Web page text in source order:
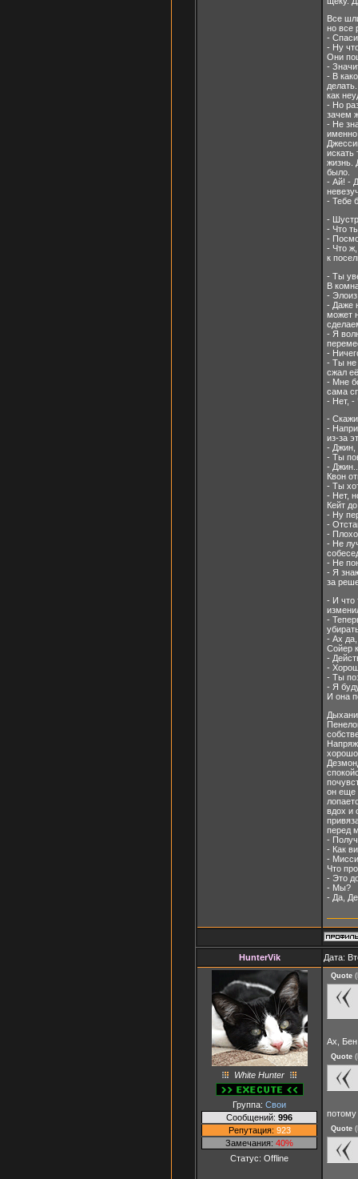
Все
но все
-
- Ну
Они
-
- В
как
- Но
зачем
- Не
жизнь.
было.
- Ай! -
- Тебе
-
- Что
-
- Что
к
- Ты
В
-
- Даже
может
- Я
-
- Ты не
сжал
- Мне
сама
- Нет, -
-
-
из-за
- Джин,
- Ты
-
Квон
- Ты
- Нет,
Кейт
- Ну
-
-
- Не
- Не
- Я
за
- И что
-
- Ах
Сойер
-
-
- Ты
- Я
И она
он еще
вдох и
перед
-
- Как
-
Что
- Это
- Мы?
- Да,
HunterVik Дата:
White Hunter
Группа: Свои
Сообщений: 996
Репутация: 923
Замечания: 40%
Статус: Offline
Quote (
Ах,
Quote (
Quote (